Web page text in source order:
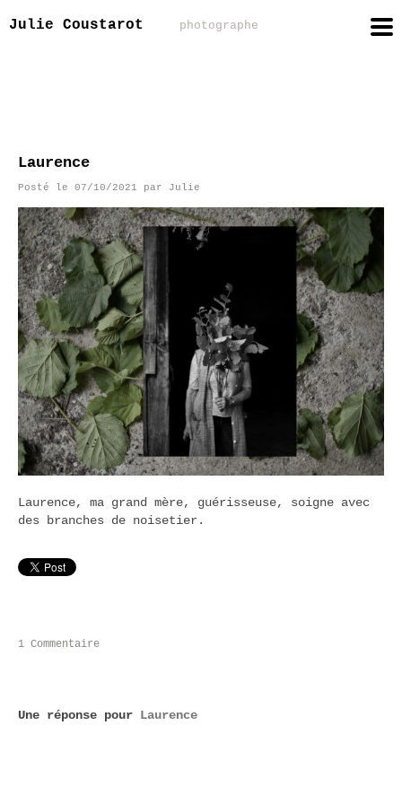
Julie Coustarot photographe
Laurence
Posté le 07/10/2021 par Julie
Laurence, ma grand mère, guérisseuse, soigne avec
des branches de noisetier.
1 Commentaire
Une réponse pour Laurence